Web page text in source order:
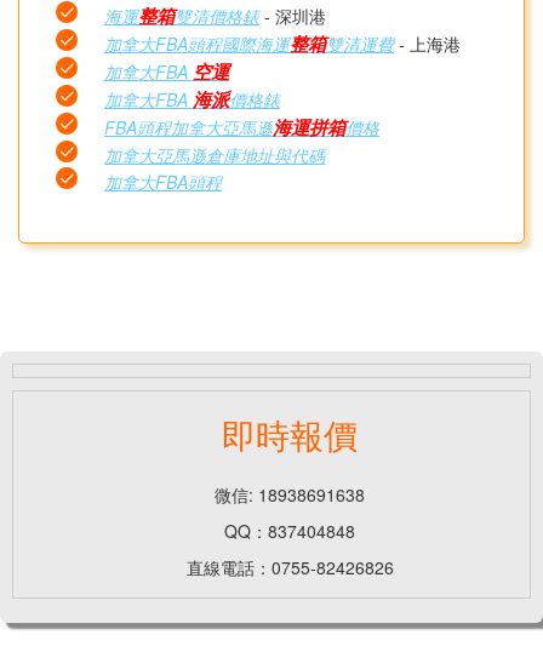
海運整箱雙清價格錶- 深圳港
加拿大FBA頭程國際海運整箱雙清運費- 上海港
加拿大FBA 空運
加拿大FBA 海派價格錶
FBA頭程加拿大亞馬遜海運拼箱價格
加拿大亞馬遜倉庫地址與代碼
加拿大FBA頭程
即時報價
微信: 18938691638
QQ：837404848
直線電話：0755-82426826